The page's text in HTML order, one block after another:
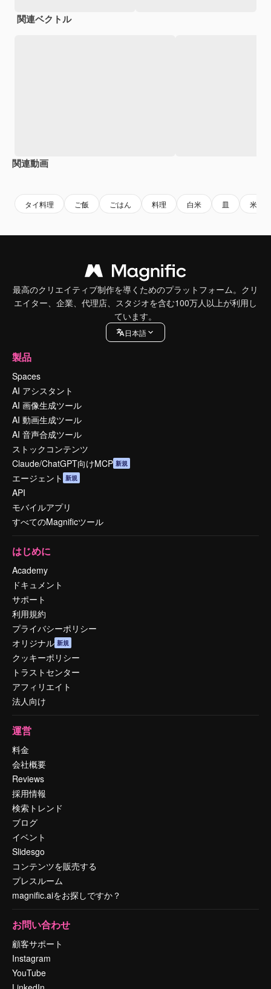
関連ベクトル
関連動画
タイ料理 ご飯 ごはん 料理 白米 皿 米粒
最高のクリエイティブ制作を導くためのプラットフォーム。クリ
エイター、企業、代理店、スタジオを含む100万人以上が利用し
ています。
日本語
製品
Spaces
AI アシスタント
AI 画像生成ツール
AI 動画生成ツール
AI 音声合成ツール
ストックコンテンツ
Claude/ChatGPT向けMCP 新規
エージェント 新規
API
モバイルアプリ
すべてのMagnificツール
はじめに
Academy
ドキュメント
サポート
利用規約
プライバシーポリシー
オリジナル 新規
クッキーポリシー
トラストセンター
アフィリエイト
法人向け
運営
料金
会社概要
Reviews
採用情報
検索トレンド
ブログ
イベント
Slidesgo
コンテンツを販売する
プレスルーム
magnific.aiをお探しですか？
お問い合わせ
顧客サポート
Instagram
YouTube